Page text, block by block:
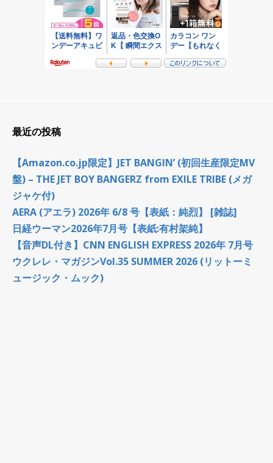
最近の投稿
【Amazon.co.jp限定】JET BANGIN’ (初回生産限定MV
盤) – THE JET BOY BANGERZ from EXILE TRIBE (メガ
ジャケ付)
AERA (アエラ) 2026年 6/8 号【表紙：純烈】 [雑誌]
日経ウーマン2026年7月号【表紙:有村架純】
【音声DL付き】CNN ENGLISH EXPRESS 2026年 7月号
ウクレレ・マガジンVol.35 SUMMER 2026 (リットーミ
ュージック・ムック)